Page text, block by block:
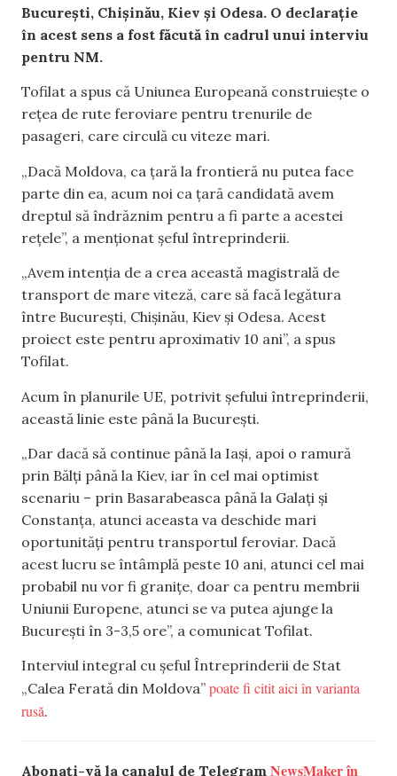
București, Chișinău, Kiev și Odesa. O declarație
în acest sens a fost făcută în cadrul unui interviu
pentru NM.
Tofilat a spus că Uniunea Europeană construiește o
rețea de rute feroviare pentru trenurile de
pasageri, care circulă cu viteze mari.
„Dacă Moldova, ca țară la frontieră nu putea face
parte din ea, acum noi ca țară candidată avem
dreptul să îndrăznim pentru a fi parte a acestei
rețele”, a menționat șeful întreprinderii.
„Avem intenția de a crea această magistrală de
transport de mare viteză, care să facă legătura
între București, Chișinău, Kiev și Odesa. Acest
proiect este pentru aproximativ 10 ani”, a spus
Tofilat.
Acum în planurile UE, potrivit șefului întreprinderii,
această linie este până la București.
„Dar dacă să continue până la Iași, apoi o ramură
prin Bălți până la Kiev, iar în cel mai optimist
scenariu – prin Basarabeasca până la Galați și
Constanța, atunci aceasta va deschide mari
oportunități pentru transportul feroviar. Dacă
acest lucru se întâmplă peste 10 ani, atunci cel mai
probabil nu vor fi granițe, doar ca pentru membrii
Uniunii Europene, atunci se va putea ajunge la
București în 3-3,5 ore”, a comunicat Tofilat.
Interviul integral cu șeful Întreprinderii de Stat
„Calea Ferată din Moldova” poate fi citit aici în varianta
rusă.
Abonați-vă la canalul de Telegram NewsMaker în